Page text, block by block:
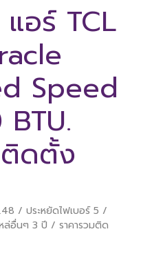
แอร์ TCL
Speed
ดตั้ง
/ ประหยัดไฟเบอร์ 5 /
ล่อื่นๆ 3 ปี / ราคารวมติด